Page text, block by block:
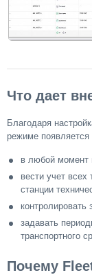
Что дает
Благодаря
режиме появляется
в любой момент
вести учет
станции
контролировать
задавать
транспортного
Почему